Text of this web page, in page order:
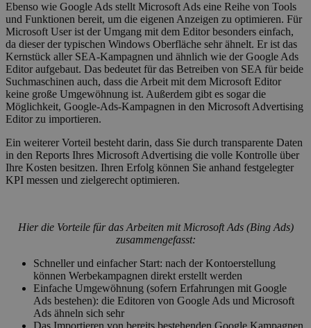
Ebenso wie Google Ads stellt Microsoft Ads eine Reihe von Tools
und Funktionen bereit, um die eigenen Anzeigen zu optimieren. Für
Microsoft User ist der Umgang mit dem Editor besonders einfach,
da dieser der typischen Windows Oberfläche sehr ähnelt. Er ist das
Kernstück aller SEA-Kampagnen und ähnlich wie der Google Ads
Editor aufgebaut. Das bedeutet für das Betreiben von SEA für beide
Suchmaschinen auch, dass die Arbeit mit dem Microsoft Editor
keine große Umgewöhnung ist. Außerdem gibt es sogar die
Möglichkeit, Google-Ads-Kampagnen in den Microsoft Advertising
Editor zu importieren.
Ein weiterer Vorteil besteht darin, dass Sie durch transparente Daten
in den Reports Ihres Microsoft Advertising die volle Kontrolle über
Ihre Kosten besitzen. Ihren Erfolg können Sie anhand festgelegter
KPI messen und zielgerecht optimieren.
Hier die Vorteile für das Arbeiten mit Microsoft Ads (Bing Ads)
zusammengefasst:
Schneller und einfacher Start: nach der Kontoerstellung
können Werbekampagnen direkt erstellt werden
Einfache Umgewöhnung (sofern Erfahrungen mit Google
Ads bestehen): die Editoren von Google Ads und Microsoft
Ads ähneln sich sehr